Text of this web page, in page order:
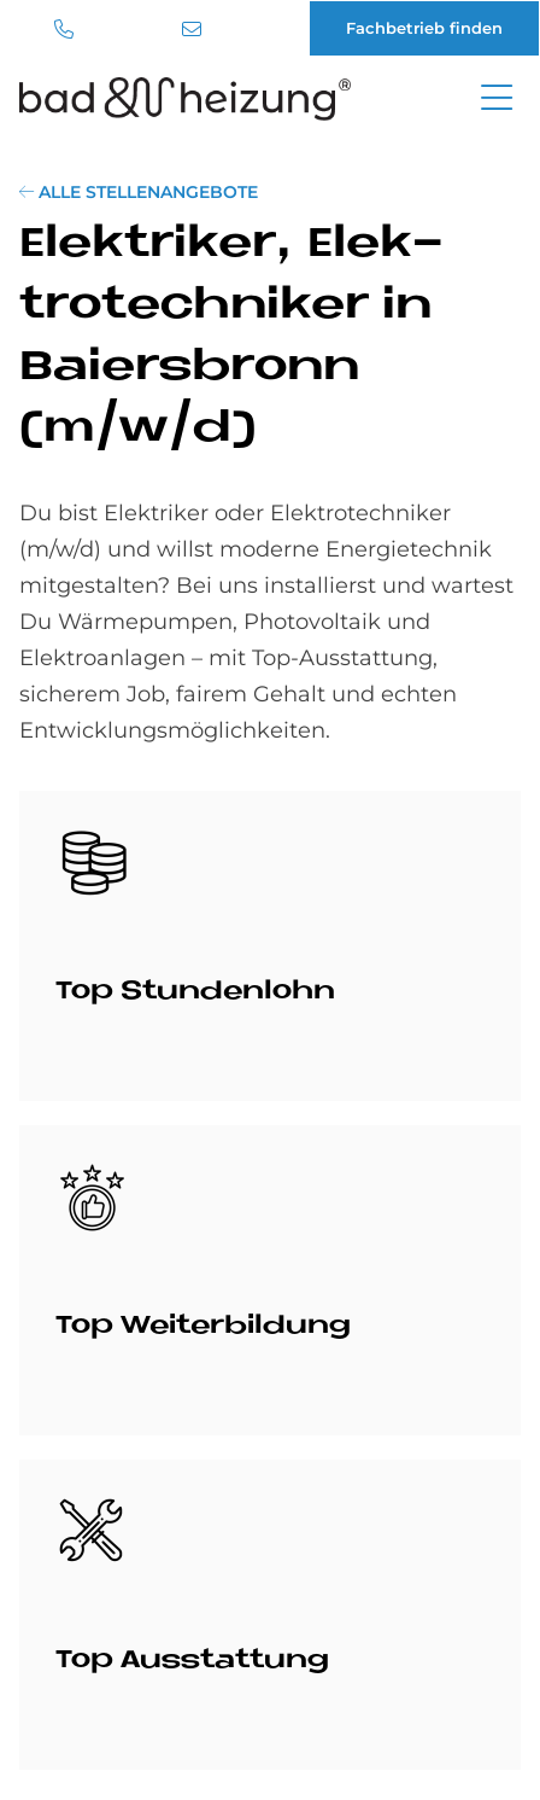
Inhalt
Fachbetrieb finden
ALLE STELLENANGEBOTE
Elek­tri­ker, Elek­
tro­tech­ni­ker in
Bai­ers­bronn
(m/w/d)
Du bist Elektriker oder Elektrotechniker
(m/w/d) und willst moderne Energietechnik
mitgestalten? Bei uns installierst und wartest
Du Wärmepumpen, Photovoltaik und
Elektroanlagen – mit Top-Ausstattung,
sicherem Job, fairem Gehalt und echten
Entwicklungsmöglichkeiten.
Bild
Top Stun­den­lohn
Bild
Top Wei­ter­bil­dung
Bild
Top Aus­stat­tung